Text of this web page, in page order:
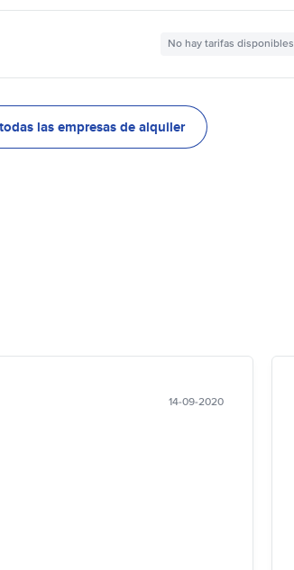
No hay tarifas disponibles
las empresas de alquiler
14-09-2020